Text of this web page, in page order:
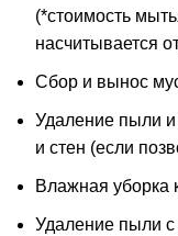
(*стоимость
насчитывается
Сбор и вынос
Удаление пыли и
и стен (если
Влажная уборка
Удаление пыли